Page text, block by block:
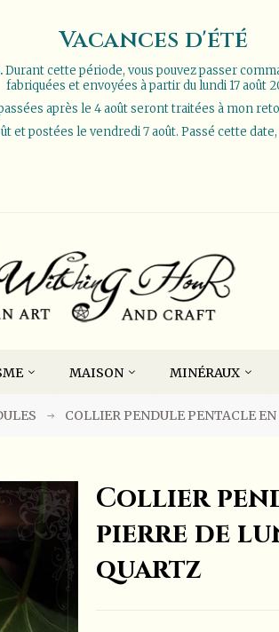
Vacances d'été
Durant cette période, vous pouvez passer
fabriquées et envoyées à partir du lundi 17 août
après le 4 août seront traitées à mon
et postées le vendredi 7 août. Passé cette
MAISON MINÉRAUX
COLLIER PENDULE PENTACLE
Collier
pierre de
quartz